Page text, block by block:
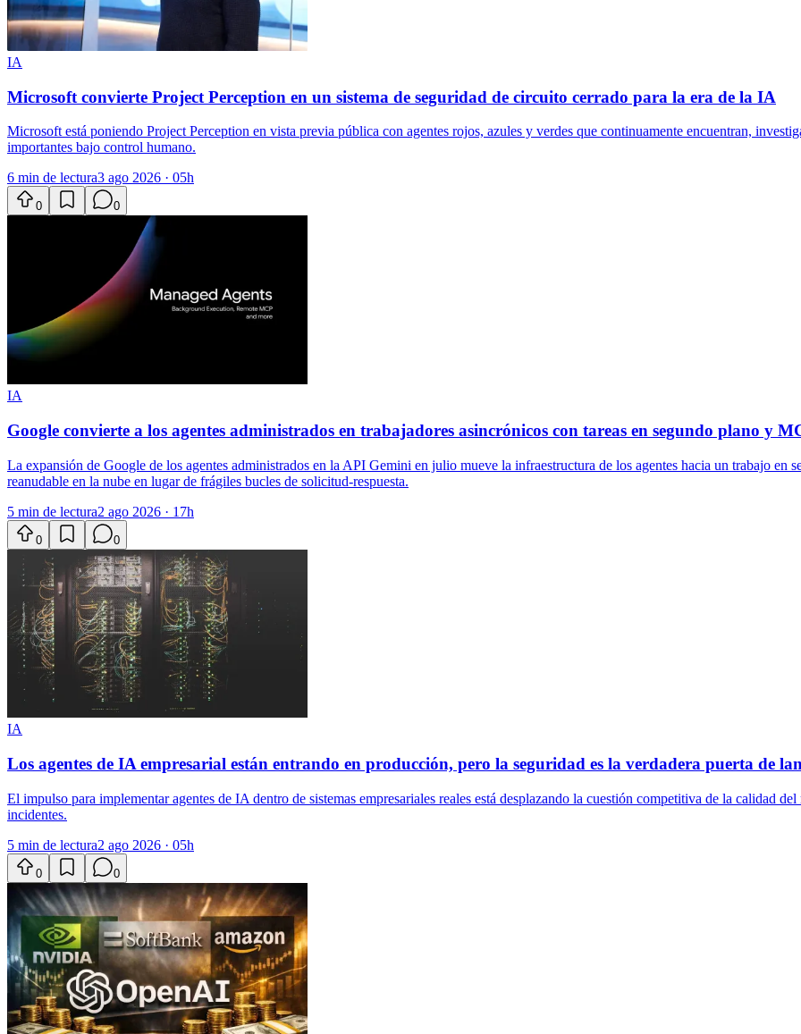
IA
Microsoft convierte Project Perception en un sistema de seguridad de circuito cerrado para la era de la IA
Microsoft está poniendo Project Perception en vista previa pública con agentes rojos, azules y verdes que continuamente encuentran,
importantes bajo control humano.
6 min de lectura3 ago 2026 · 05h
0 0
IA
Google convierte a los agentes administrados en trabajadores asincrónicos con tareas en segundo plano y
La expansión de Google de los agentes administrados en la API Gemini en julio mueve la infraestructura de los agentes hacia un trabajo en
reanudable en la nube en lugar de frágiles bucles de solicitud-respuesta.
5 min de lectura2 ago 2026 · 17h
0 0
IA
Los agentes de IA empresarial están entrando en producción, pero la seguridad es la verdadera puerta de
El impulso para implementar agentes de IA dentro de sistemas empresariales reales está desplazando la cuestión competitiva de la calidad
incidentes.
5 min de lectura2 ago 2026 · 05h
0 0